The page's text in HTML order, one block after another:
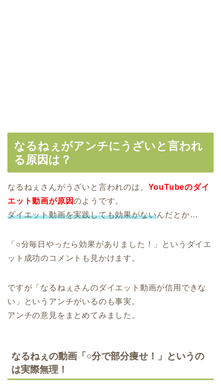
なるねぇがアンチにうざいと言われ
る原因は？
なるねぇさんがうざいと言われのは、 YouTubeのダイ
エット動画が原因のようです。
ダイエット動画を実践しても効果がないんだとか…
「○分毎日やったら効果がありました！」というダイエ
ット成功のコメントも見かけます。
ですが「なるねぇさんのダイエット動画が信用できな
い」というアンチがいるのも事実。
アンチの意見をまとめてみました。
なるねぇの動画「○分で部分痩せ！」というの
は実際無理！